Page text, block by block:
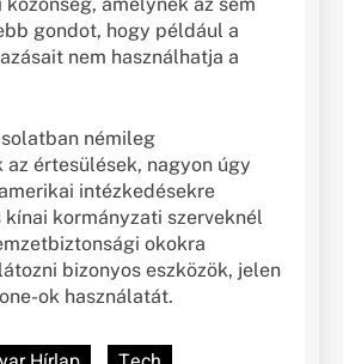
amelynek az sem
gondot, hogy például a
nem használhatja a
némileg
értesülések, nagyon úgy
intézkedésekre
kormányzati szerveknél
okokra
bizonyos eszközök, jelen
ok használatát.